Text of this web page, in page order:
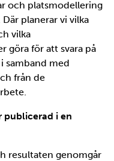
och platsmodellering
planerar vi vilka
vilka
göra för att svara på
samband med
från de
publicerad i en
resultaten genomgår